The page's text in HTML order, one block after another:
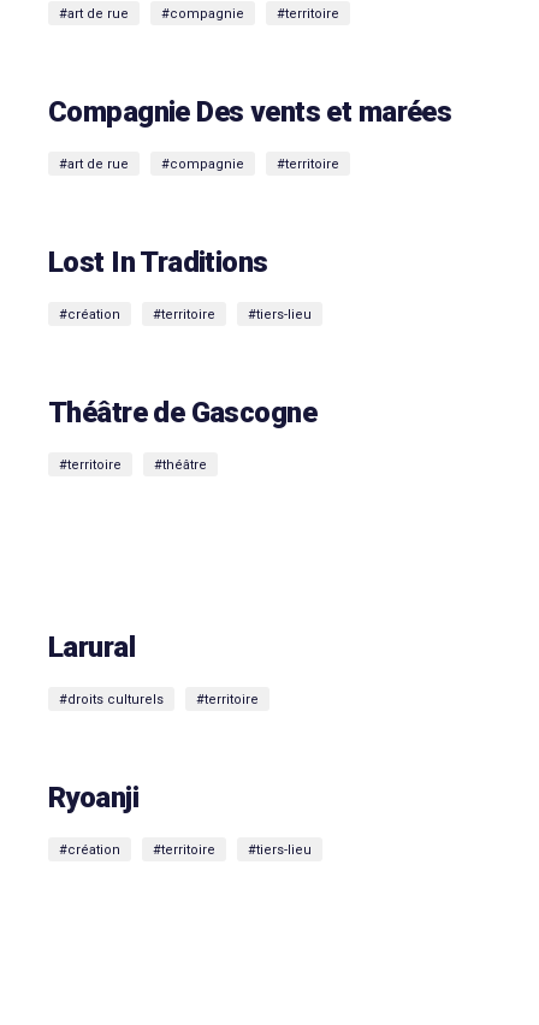
#art de rue #compagnie #territoire
Compagnie Des vents et marées
#art de rue #compagnie #territoire
Lost In Traditions
#création #territoire #tiers-lieu
Théâtre de Gascogne
#territoire #théâtre
Larural
#droits culturels #territoire
Ryoanji
#création #territoire #tiers-lieu